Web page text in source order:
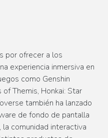
por ofrecer a los
experiencia inmersiva en
como Genshin
Themis, Honkai: Star
también ha lanzado
de fondo de pantalla
comunidad interactiva